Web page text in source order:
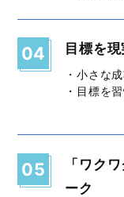
04 目標を
・小さな
・目標を
05
「ワク
ーク